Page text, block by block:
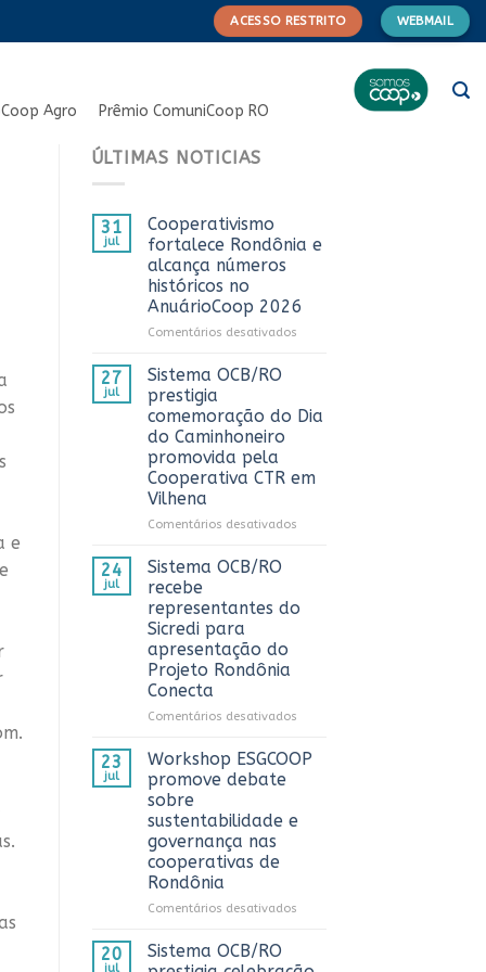
ACESSO RESTRITO WEBMAIL
Agro Prêmio ComuniCoop RO
e
ÚLTIMAS NOTICIAS
31
jul
Cooperativismo
fortalece Rondônia e
alcança números
históricos no
AnuárioCoop 2026
Comentários desativadosem
alcança
no
27
jul
Sistema OCB/RO
prestigia
comemoração do Dia
do Caminhoneiro
promovida pela
Cooperativa CTR em
Vilhena
Comentários desativadosem
do
em
24
jul
Sistema OCB/RO
recebe
representantes do
Sicredi para
apresentação do
Projeto Rondônia
Conecta
Comentários desativadosem
OCB/RO
Sicredi
23
jul
Workshop ESGCOOP
promove debate
sobre
sustentabilidade e
governança nas
cooperativas de
Rondônia
Comentários desativadosem
promove
20
jul
Sistema OCB/RO